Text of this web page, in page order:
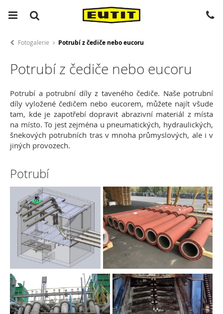
Fotogalerie Potrubí z čediče nebo eucoru
Potrubí z čediče nebo eucoru
Potrubí a potrubní díly z taveného čediče. Naše potrubní
díly vyložené čedičem nebo eucorem, můžete najít všude
tam, kde je zapotřebí dopravit abrazivní materiál z místa
na místo. To jest zejména u pneumatických, hydraulických,
šnekových potrubních tras v mnoha průmyslových, ale i v
jiných provozech.
Potrubí